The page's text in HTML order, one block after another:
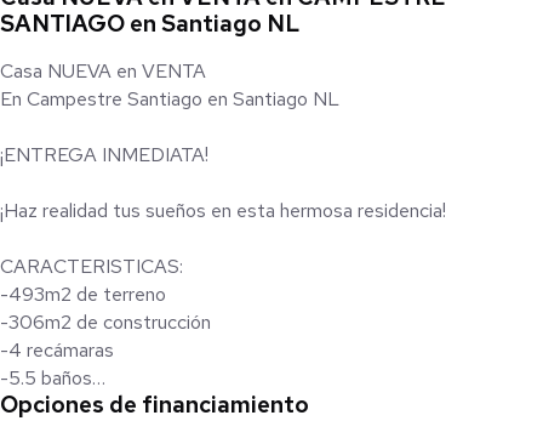
SANTIAGO en Santiago NL
Casa NUEVA en VENTA
En Campestre Santiago en Santiago NL
¡ENTREGA INMEDIATA!
¡Haz realidad tus sueños en esta hermosa residencia!
CARACTERISTICAS:
-493m2 de terreno
-306m2 de construcción
-4 recámaras
-5.5 baños
-Estancia familiar
Opciones de financiamiento